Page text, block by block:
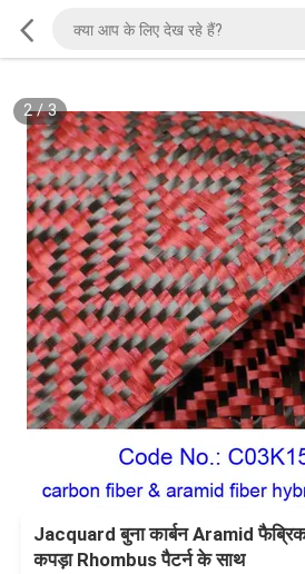
2/3
Jacquard बुना कार्बन Aramid
कपड़ा Rhombus पैटर्न के साथ